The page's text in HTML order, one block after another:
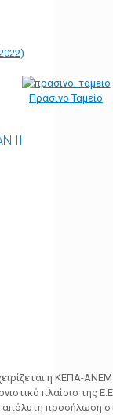
Πράσινο Ταμείο
ΙΙ
η ΚΕΠΑ-
πλαίσιο της
προσήλωση